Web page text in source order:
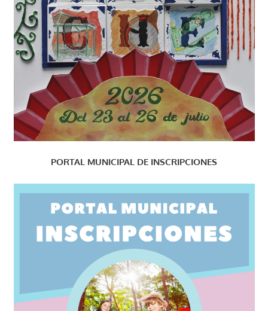
PORTAL MUNICIPAL DE INSCRIPCIONES